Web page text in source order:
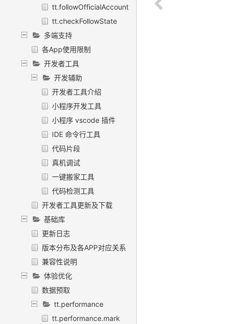
tt.followOfficialAccount
tt.checkFollowState
多端支持
各App使用限制
开发者工具
开发辅助
开发者工具介绍
小程序开发工具
小程序 vscode 插件
IDE 命令行工具
代码片段
真机调试
一键搬家工具
代码检测工具
开发者工具更新及下载
基础库
更新日志
版本分布及各APP对应关系
兼容性说明
体验优化
数据预取
tt.performance
tt.performance.mark